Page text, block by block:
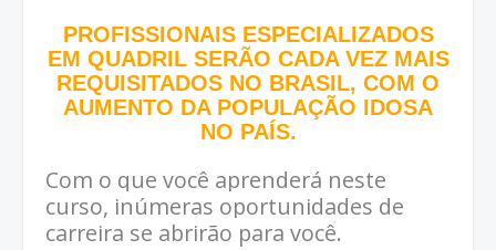
PROFISSIONAIS ESPECIALIZADOS
EM QUADRIL SERÃO CADA VEZ MAIS
REQUISITADOS NO BRASIL, COM O
AUMENTO DA POPULAÇÃO IDOSA
NO PAÍS.
Com o que você aprenderá neste
curso, inúmeras oportunidades de
carreira se abrirão para você.